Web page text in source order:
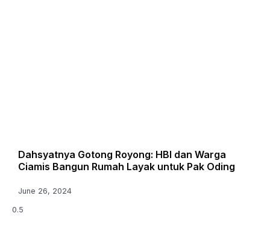
Dahsyatnya Gotong Royong: HBI dan Warga
Ciamis Bangun Rumah Layak untuk Pak Oding
June 26, 2024